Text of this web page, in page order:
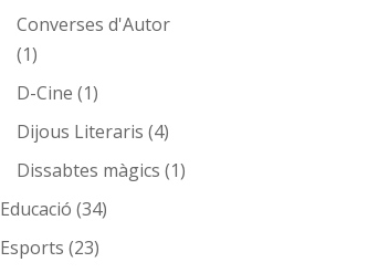
Converses d'Autor
(1)
D-Cine (1)
Dijous Literaris (4)
Dissabtes màgics (1)
Educació (34)
Esports (23)